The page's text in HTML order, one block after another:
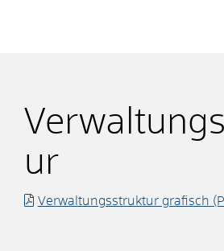
ur
Verwaltungsstruktur grafisch